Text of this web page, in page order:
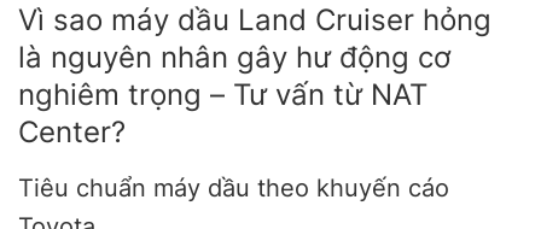
Vì sao máy dầu Land Cruiser hỏng
là nguyên nhân gây hư động cơ
nghiêm trọng – Tư vấn từ NAT
Center?
Tiêu chuẩn máy dầu theo khuyến cáo